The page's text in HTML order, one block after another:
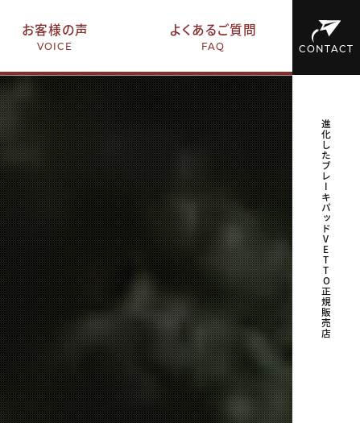
お客様の声
VOICE
よくあるご質問
FAQ CONTACT
進化したブレーキパッドVETTO正規販売店